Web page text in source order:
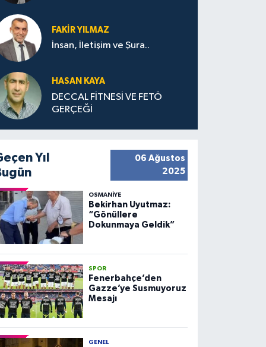
FAKIR YILMAZ
İnsan, İletişim ve Şura..
HASAN KAYA
DECCAL FİTNESİ VE FETÖ
GERÇEĞİ
Yıl
06 Ağustos
2025
OSMANIYE
Bekirhan Uyutmaz:
“Gönüllere
Dokunmaya Geldik”
SPOR
Fenerbahçe’den
Gazze’ye Susmuyoruz
Mesajı
GENEL